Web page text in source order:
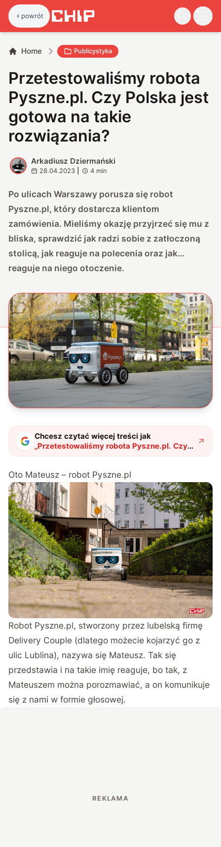
powrót
Home Publicystyka
Przetestowaliśmy robota
Pyszne.pl. Czy Polska jest
gotowa na takie
rozwiązania?
A
Arkadiusz Dziermański
28.04.2023 4 min
Po ulicach Warszawy porusza się robot
Pyszne.pl, który dostarcza klientom
zamówienia. Mieliśmy okazję przyjrzeć się mu z
bliska, sprawdzić jak radzi sobie z zatłoczoną
stolicą, jak reaguje na polecenia oraz jak…
reaguje na niego otoczenie.
Chcesz czytać więcej treści jak
„Przetestowaliśmy robota Pyszne.pl. Czy
Polska jest gotowa na takie rozwiązania?"?
Oto Mateusz – robot Pyszne.pl
Robot Pyszne.pl, stworzony przez lubelską firmę
Delivery Couple (dlatego możecie kojarzyć go z
ulic Lublina), nazywa się Mateusz. Tak się
przedstawia i na takie imię reaguje, bo tak, z
Mateuszem można porozmawiać, a on komunikuje
się z nami w formie głosowej.